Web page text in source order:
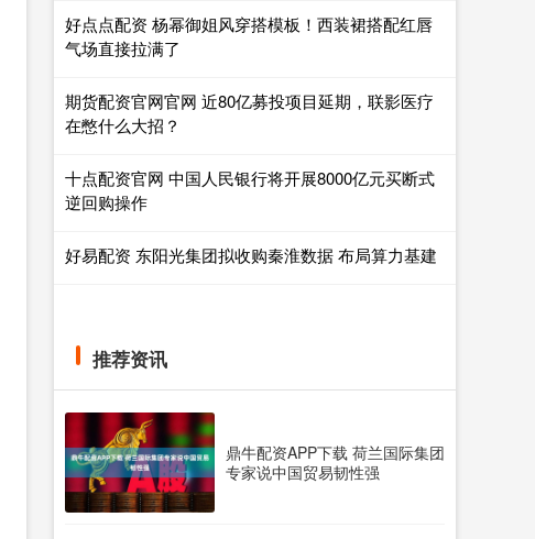
好点点配资 杨幂御姐风穿搭模板！西装裙搭配红唇
气场直接拉满了
期货配资官网官网 近80亿募投项目延期，联影医疗
在憋什么大招？
十点配资官网 中国人民银行将开展8000亿元买断式
逆回购操作
好易配资 东阳光集团拟收购秦淮数据 布局算力基建
推荐资讯
鼎牛配资APP下载 荷兰国际集团
专家说中国贸易韧性强